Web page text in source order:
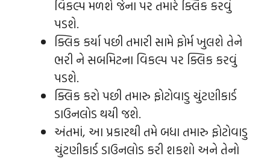
વિકલ્પ મળશે જેના પર તમારે ક્લિક કરવું
પડશે.
ક્લિક કર્યા પછી તમારી સામે ફોર્મ ખુલશે તેને
ભરી ને સબમિટના વિકલ્પ પર ક્લિક કરવું
પડશે.
ક્લિક કરો પછી તમારુ ફોટોવાડુ ચુંટણીકાર્ડ
ડાઉનલોડ થયી જશે.
અંતમાં, આ પ્રકારથી તમે બધા તમારુ ફોટોવાડુ
ચુંટણીકાર્ડ ડાઉનલોડ કરી શકશો અને તેનો